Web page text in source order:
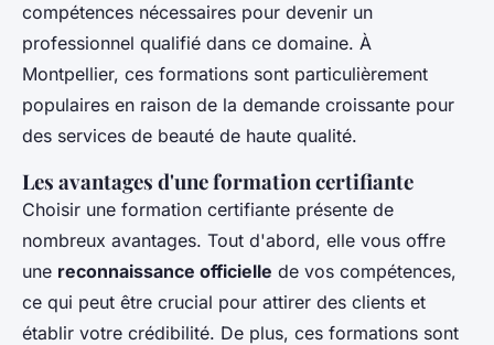
compétences nécessaires pour devenir un
professionnel qualifié dans ce domaine. À
Montpellier, ces formations sont particulièrement
populaires en raison de la demande croissante pour
des services de beauté de haute qualité.
Les avantages d'une formation certifiante
Choisir une formation certifiante présente de
nombreux avantages. Tout d'abord, elle vous offre
une reconnaissance officielle de vos compétences,
ce qui peut être crucial pour attirer des clients et
établir votre crédibilité. De plus, ces formations sont